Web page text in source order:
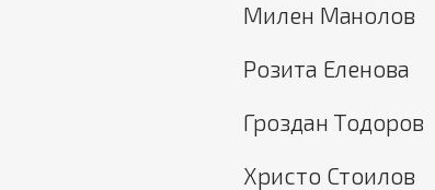
Милен Манолов
Розита Еленова
Гроздан Tодоров
Христо Стоилов